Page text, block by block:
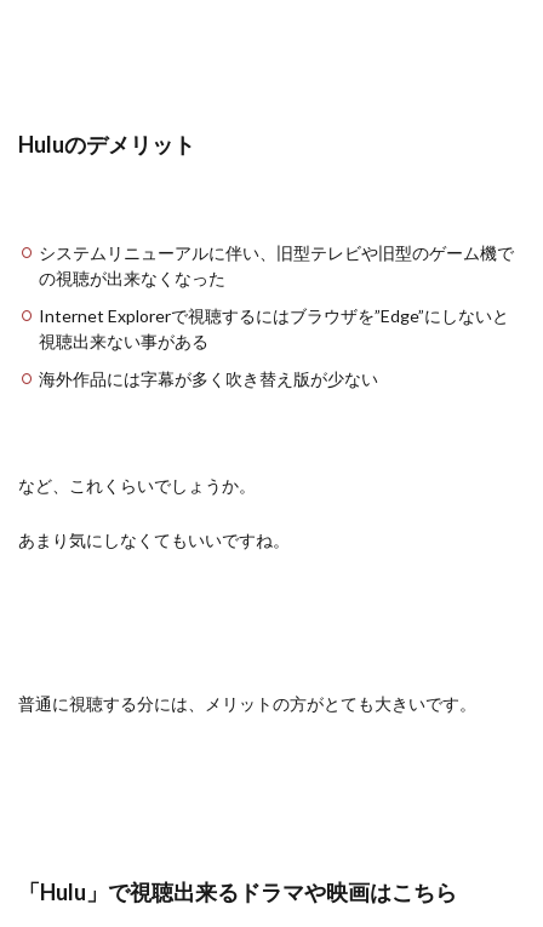
Huluのデメリット
システムリニューアルに伴い、旧型テレビや旧型のゲーム機で
の視聴が出来なくなった
Internet Explorerで視聴するにはブラウザを”Edge”にしないと
視聴出来ない事がある
海外作品には字幕が多く吹き替え版が少ない
など、これくらいでしょうか。
あまり気にしなくてもいいですね。
普通に視聴する分には、メリットの方がとても大きいです。
「Hulu」で視聴出来るドラマや映画はこちら